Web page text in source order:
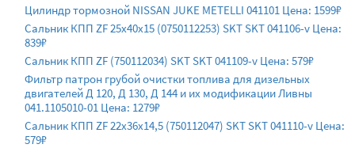
Цилиндр тормозной NISSAN JUKE METELLI 041101 Цена: 1599₽
Сальник КПП ZF 25х40х15 (0750112253) SKT SKT 041106-v Цена:
839₽
Сальник КПП ZF (750112034) SKT SKT 041109-v Цена: 579₽
Фильтр патрон грубой очистки топлива для дизельных
двигателей Д 120, Д 130, Д 144 и их модификации Ливны
041.1105010-01 Цена: 1279₽
Сальник КПП ZF 22х36х14,5 (750112047) SKT SKT 041110-v Цена:
579₽